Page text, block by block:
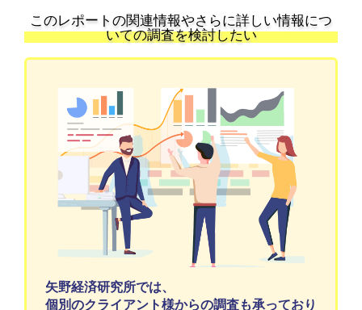
このレポートの関連情報やさらに詳しい情報につ
いての調査を検討したい
矢野経済研究所では、
個別のクライアント様からの調査も承っており